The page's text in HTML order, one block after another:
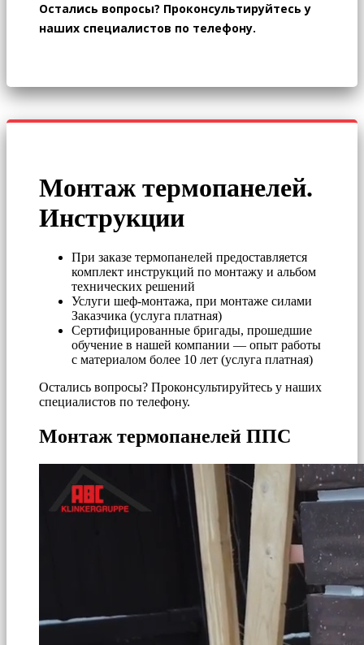
Остались вопросы? Проконсультируйтесь у
наших специалистов по телефону.
Монтаж термопанелей.
Инструкции
При заказе термопанелей предоставляется
комплект инструкций по монтажу и альбом
технических решений
Услуги шеф-монтажа, при монтаже силами
Заказчика (услуга платная)
Сертифицированные бригады, прошедшие
обучение в нашей компании — опыт работы
с материалом более 10 лет (услуга платная)
Остались вопросы? Проконсультируйтесь у наших
специалистов по телефону.
Монтаж термопанелей ППС